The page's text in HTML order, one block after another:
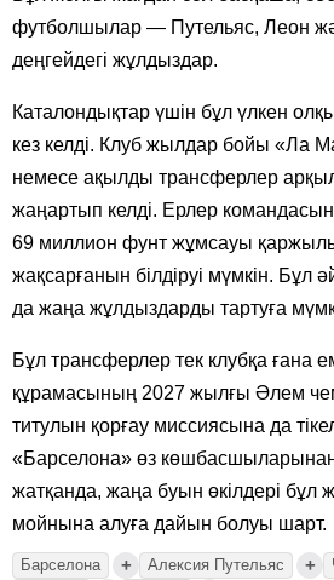
футболшылар — Путельяс, Леон
деңгейдегі жұлдыздар.
Каталондықтар үшін бұл үлкен
кез келді. Клуб жылдар бойы «Ла
немесе ақылды трансферлер
жаңартып келді. Ерлер
69 миллион фунт жұмсауы
жақсарғанын білдіруі мүмкін. Бұл
да жаңа жұлдыздарды тартуға
Бұл трансферлер тек клубқа ғана
құрамасының 2027 жылғы Әлем
титулын қорғау миссиясына да
«Барселона» өз
жатқанда, жаңа буын өкілдері бұл
мойнына алуға дайын болуы шарт.
Барселона + Алексия Путельяс +